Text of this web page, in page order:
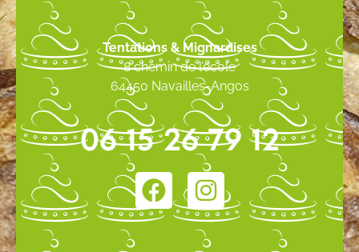
Tentations & Mignardises
8 chemin de l’école
64450 Navailles-Angos
06 15 26 79 12